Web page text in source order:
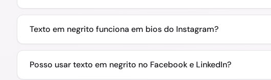
Texto em negrito funciona em bios do Instagram?
Posso usar texto em negrito no Facebook e LinkedIn?